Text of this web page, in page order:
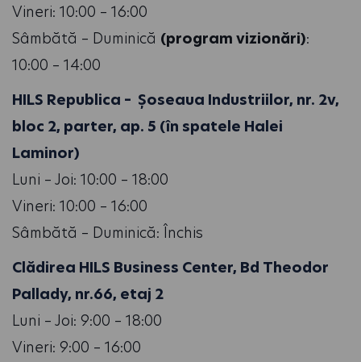
Vineri: 10:00 – 16:00
Sâmbătă – Duminică (program vizionări):
10:00 – 14:00
HILS Republica – Șoseaua Industriilor, nr. 2v,
bloc 2, parter, ap. 5 (în spatele Halei
Laminor)
Luni – Joi: 10:00 – 18:00
Vineri: 10:00 – 16:00
Sâmbătă – Duminică: Închis
Clădirea HILS Business Center, Bd Theodor
Pallady, nr.66, etaj 2
Luni – Joi: 9:00 – 18:00
Vineri: 9:00 – 16:00